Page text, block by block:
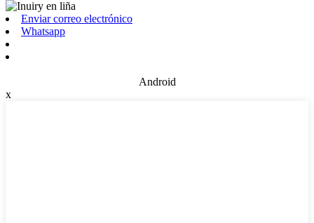
Enviar correo electrónico
Whatsapp
Android
x